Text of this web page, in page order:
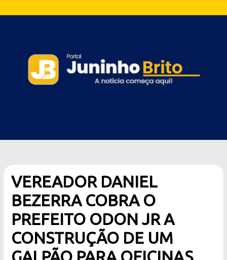
VEREADOR DANIEL
BEZERRA COBRA O
PREFEITO ODON JR A
CONSTRUÇÃO DE UM